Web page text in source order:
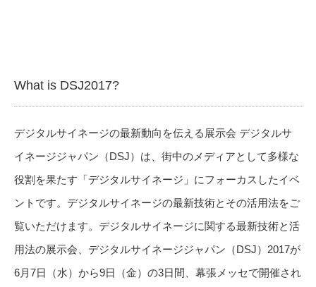
What is DSJ2017?
デジタルサイネージの最新動向を伝える展示会 デジタルサ
イネージジャパン（DSJ）は、街中のメディアとして多様な
役割を果たす「デジタルサイネージ」にフォーカスしたイベ
ントです。デジタルサイネージの最新技術とその活用法をご
覧いただけます。デジタルサイネージに関する最新技術と活
用法の展示会、デジタルサイネージジャパン（DSJ）2017が
6月7日（水）から9日（金）の3日間、幕張メッセで開催され